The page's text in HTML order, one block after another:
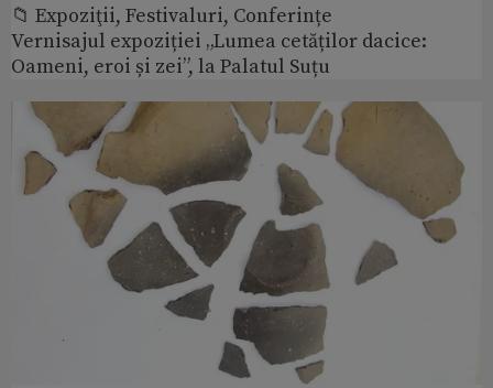
📁 Expoziţii, Festivaluri, Conferințe
Vernisajul expoziției „Lumea cetăților dacice:
Oameni, eroi și zei”, la Palatul Suțu